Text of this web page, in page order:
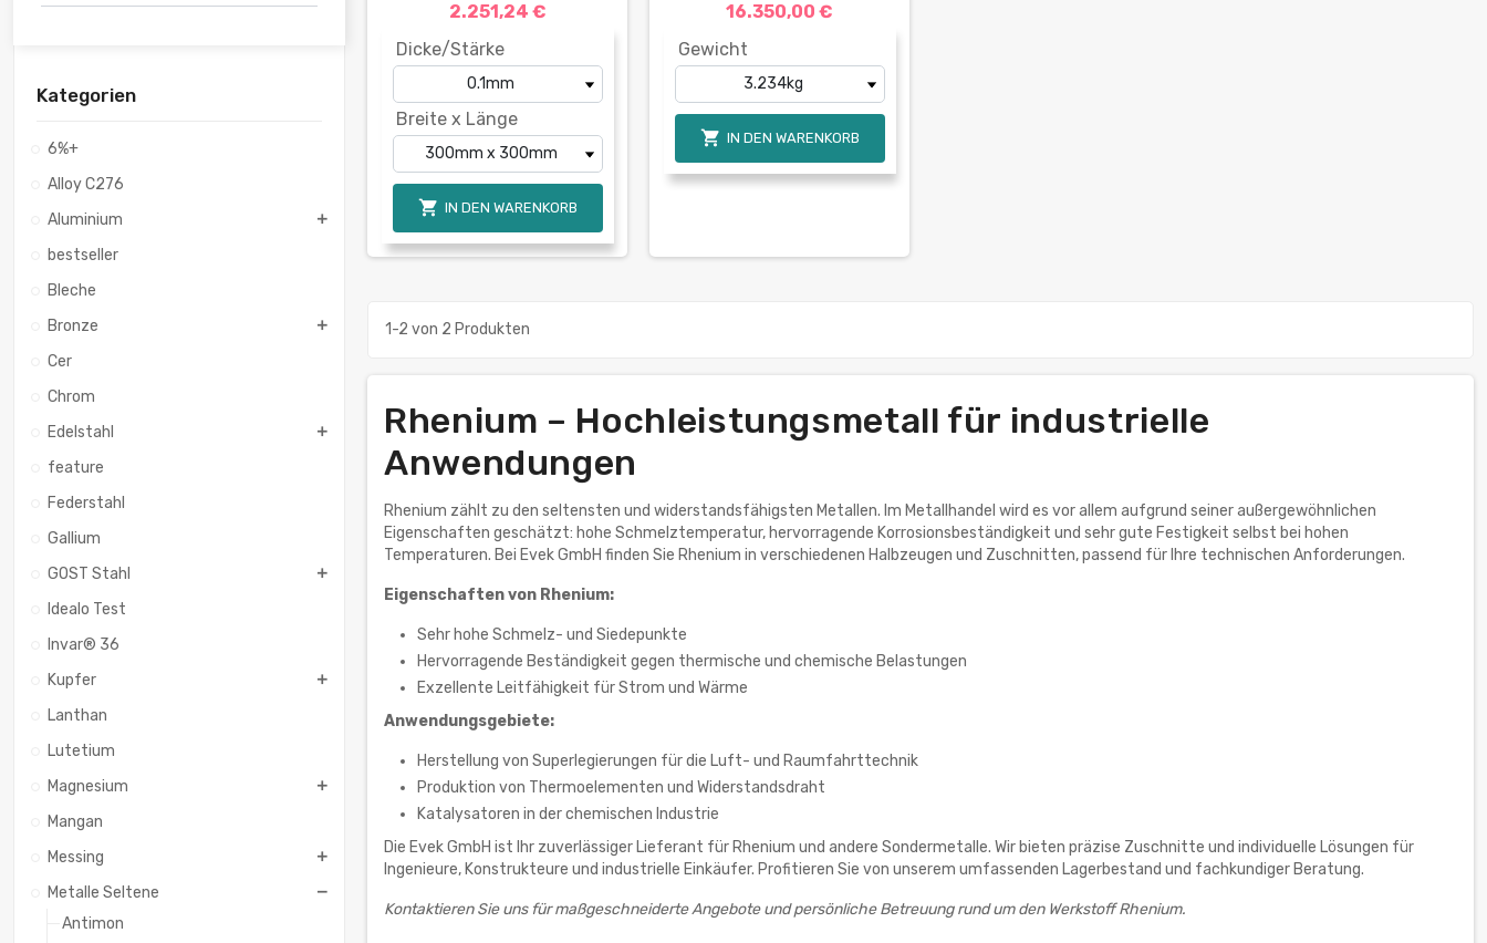
Kategorien
6%+
Alloy C276
Aluminium
bestseller
Bleche
Bronze
Cer
Chrom
Edelstahl
feature
Federstahl
Gallium
GOST Stahl
Idealo Test
Invar® 36
Kupfer
Lanthan
Lutetium
Magnesium
Mangan
Messing
Metalle Seltene
Antimon
2.251,24 €
Dicke/Stärke
Breite x Länge
 IN DEN WARENKORB
16.350,00 €
Gewicht
 IN DEN WARENKORB
1-2 von 2 Produkten
Rhenium – Hochleistungsmetall für industrielle
Anwendungen
Rhenium zählt zu den seltensten und widerstandsfähigsten Metallen. Im Metallhandel wird es vor allem aufgrund seiner außergewöhnlichen
Eigenschaften geschätzt: hohe Schmelztemperatur, hervorragende Korrosionsbeständigkeit und sehr gute Festigkeit selbst bei hohen
Temperaturen. Bei Evek GmbH finden Sie Rhenium in verschiedenen Halbzeugen und Zuschnitten, passend für Ihre technischen Anforderungen.
Eigenschaften von Rhenium:
Sehr hohe Schmelz- und Siedepunkte
Hervorragende Beständigkeit gegen thermische und chemische Belastungen
Exzellente Leitfähigkeit für Strom und Wärme
Anwendungsgebiete:
Herstellung von Superlegierungen für die Luft- und Raumfahrttechnik
Produktion von Thermoelementen und Widerstandsdraht
Katalysatoren in der chemischen Industrie
Die Evek GmbH ist Ihr zuverlässiger Lieferant für Rhenium und andere Sondermetalle. Wir bieten präzise Zuschnitte und individuelle Lösungen für
Ingenieure, Konstrukteure und industrielle Einkäufer. Profitieren Sie von unserem umfassenden Lagerbestand und fachkundiger Beratung.
Kontaktieren Sie uns für maßgeschneiderte Angebote und persönliche Betreuung rund um den Werkstoff Rhenium.